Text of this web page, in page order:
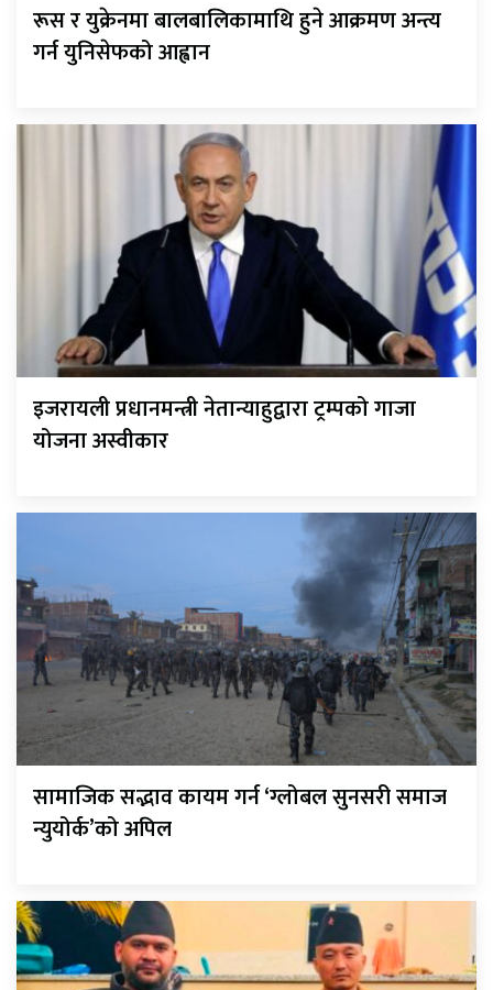
रूस र युक्रेनमा बालबालिकामाथि हुने आक्रमण अन्त्य
गर्न युनिसेफको आह्वान
इजरायली प्रधानमन्त्री नेतान्याहुद्वारा ट्रम्पको गाजा
योजना अस्वीकार
सामाजिक सद्भाव कायम गर्न ‘ग्लोबल सुनसरी समाज
न्युयोर्क’को अपिल